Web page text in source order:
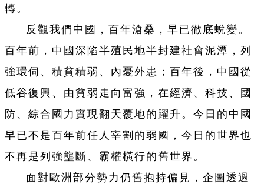
轉。
反觀我們中國，百年滄桑，早已徹底蛻變。
百年前，中國深陷半殖民地半封建社會泥潭，列
強環伺、積貧積弱、內憂外患；百年後，中國從
低谷復興、由貧弱走向富強，在經濟、科技、國
防、綜合國力實現翻天覆地的躍升。今日的中國
早已不是百年前任人宰割的弱國，今日的世界也
不再是列強壟斷、霸權橫行的舊世界。
面對歐洲部分勢力仍舊抱持偏見，企圖透過